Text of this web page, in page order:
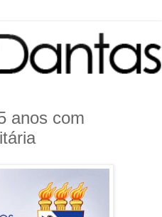
anos com